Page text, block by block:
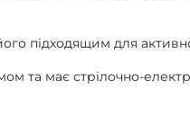
підходящим для
та має стрілочно-